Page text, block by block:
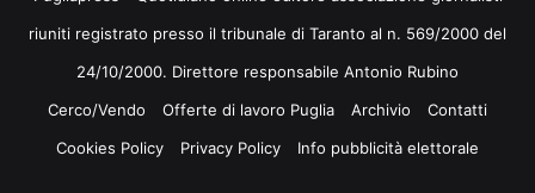
riuniti registrato presso il tribunale di Taranto al n. 569/2000 del
24/10/2000. Direttore responsabile Antonio Rubino
Cerco/Vendo
Offerte di lavoro Puglia Archivio
Contatti
Cookies Policy
Privacy Policy Info pubblicità elettorale